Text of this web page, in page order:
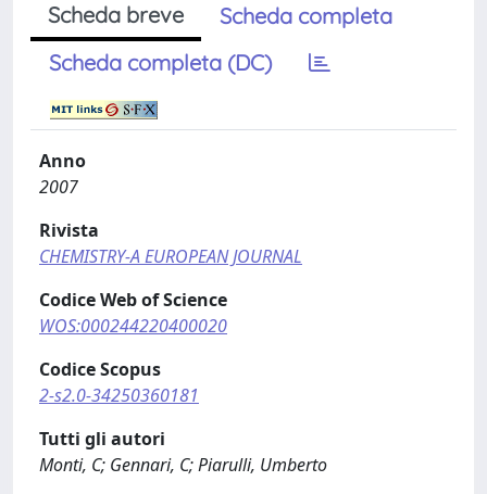
Scheda breve
Scheda completa
Scheda completa (DC)
Anno
2007
Rivista
CHEMISTRY-A EUROPEAN JOURNAL
Codice Web of Science
WOS:000244220400020
Codice Scopus
2-s2.0-34250360181
Tutti gli autori
Monti, C; Gennari, C; Piarulli, Umberto